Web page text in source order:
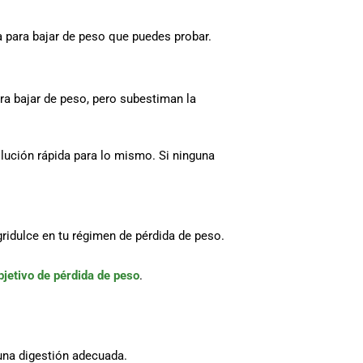
bajar de peso que puedes probar.
bajar de peso, pero subestiman la
rápida para lo mismo. Si ninguna
en tu régimen de pérdida de peso.
de pérdida de peso.
digestión adecuada.